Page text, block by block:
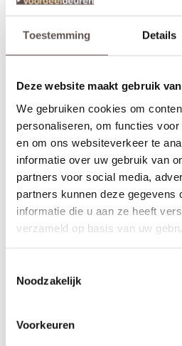
Toestemming Details
Deze website maakt gebruik
We gebruiken cookies om
personaliseren, om functies
en om ons websiteverkeer te
informatie over uw gebruik van
partners voor social media,
partners kunnen deze gegevens
informatie die u aan ze heeft
verzameld op basis van uw
Noodzakelijk
Voorkeuren
Inhoud van de set
Deze Svedex Blix deurkrukset
+ RVS extra plat vierkant sleutelrozet
+ Universele bouten en
+ Geschikt voor alle standaard